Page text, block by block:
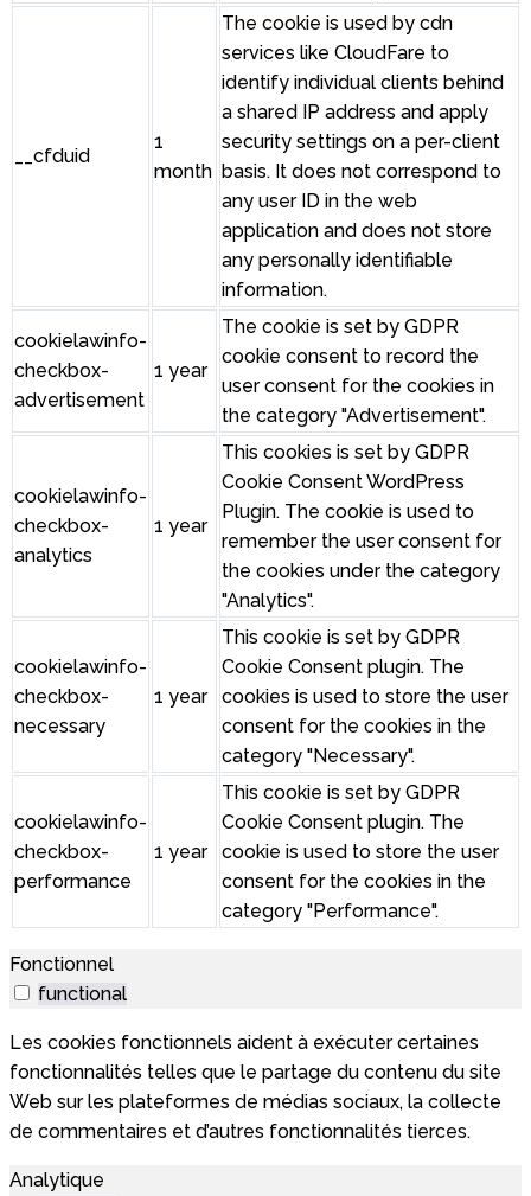
__cfduid
1
month
The cookie is used by cdn
services like CloudFare to
identify individual clients behind
a shared IP address and apply
security settings on a per-client
basis. It does not correspond to
any user ID in the web
application and does not store
any personally identifiable
information.
cookielawinfo-
checkbox-
advertisement
1 year
The cookie is set by GDPR
cookie consent to record the
user consent for the cookies in
the category "Advertisement".
cookielawinfo-
checkbox-
analytics
1 year
This cookies is set by GDPR
Cookie Consent WordPress
Plugin. The cookie is used to
remember the user consent for
the cookies under the category
"Analytics".
cookielawinfo-
checkbox-
necessary
1 year
This cookie is set by GDPR
Cookie Consent plugin. The
cookies is used to store the user
consent for the cookies in the
category "Necessary".
cookielawinfo-
checkbox-
performance
1 year
This cookie is set by GDPR
Cookie Consent plugin. The
cookie is used to store the user
consent for the cookies in the
category "Performance".
Fonctionnel
functional
Les cookies fonctionnels aident à exécuter certaines
fonctionnalités telles que le partage du contenu du site
Web sur les plateformes de médias sociaux, la collecte
de commentaires et d’autres fonctionnalités tierces.
Analytique